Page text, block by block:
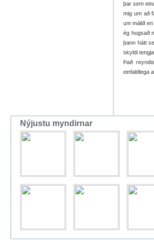
þar sem
mig um að
um málið
ég hugsað
þann hátt
skyldi
Það
einfaldlega
Nýjustu myndirnar